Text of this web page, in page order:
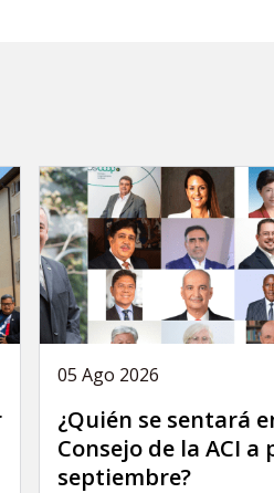
05 Ago 2026
¿Quién se sentará
Consejo de la ACI
septiembre?